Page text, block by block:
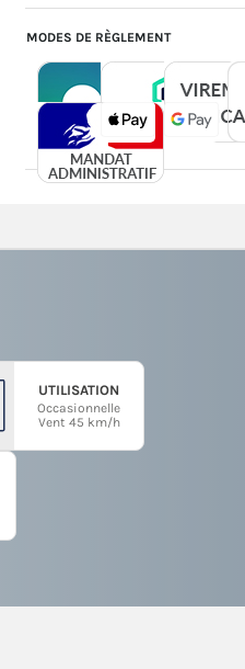
MODES DE RÈGLEMENT
UTILISATION
Occasionnelle
Vent 45 km/h